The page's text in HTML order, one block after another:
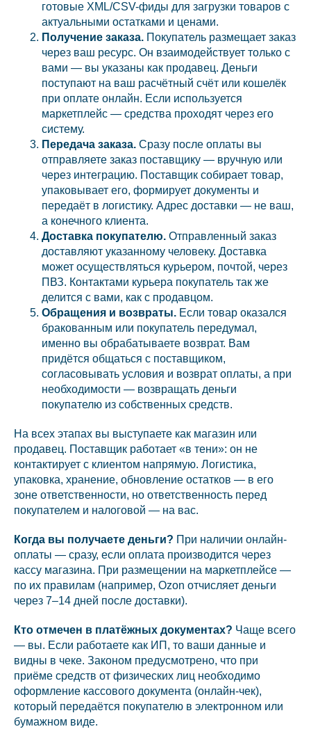
готовые XML/CSV-фиды для загрузки товаров с
актуальными остатками и ценами.
Получение заказа. Покупатель размещает заказ
через ваш ресурс. Он взаимодействует только с
вами — вы указаны как продавец. Деньги
поступают на ваш расчётный счёт или кошелёк
при оплате онлайн. Если используется
маркетплейс — средства проходят через его
систему.
Передача заказа. Сразу после оплаты вы
отправляете заказ поставщику — вручную или
через интеграцию. Поставщик собирает товар,
упаковывает его, формирует документы и
передаёт в логистику. Адрес доставки — не ваш,
а конечного клиента.
Доставка покупателю. Отправленный заказ
доставляют указанному человеку. Доставка
может осуществляться курьером, почтой, через
ПВЗ. Контактами курьера покупатель так же
делится с вами, как с продавцом.
Обращения и возвраты. Если товар оказался
бракованным или покупатель передумал,
именно вы обрабатываете возврат. Вам
придётся общаться с поставщиком,
согласовывать условия и возврат оплаты, а при
необходимости — возвращать деньги
покупателю из собственных средств.
На всех этапах вы выступаете как магазин или
продавец. Поставщик работает «в тени»: он не
контактирует с клиентом напрямую. Логистика,
упаковка, хранение, обновление остатков — в его
зоне ответственности, но ответственность перед
покупателем и налоговой — на вас.
Когда вы получаете деньги? При наличии онлайн-
оплаты — сразу, если оплата производится через
кассу магазина. При размещении на маркетплейсе —
по их правилам (например, Ozon отчисляет деньги
через 7–14 дней после доставки).
Кто отмечен в платёжных документах? Чаще всего
— вы. Если работаете как ИП, то ваши данные и
видны в чеке. Законом предусмотрено, что при
приёме средств от физических лиц необходимо
оформление кассового документа (онлайн-чек),
который передаётся покупателю в электронном или
бумажном виде.